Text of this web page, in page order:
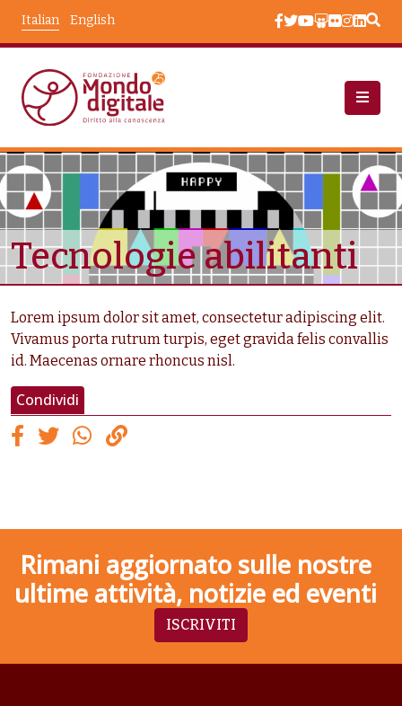
English
Italian
Academy: Trails Taxonomy Terms
Tecnologie abilitanti
Lorem ipsum dolor sit amet, consectetur adipiscing elit.
Vivamus porta rutrum turpis, eget gravida felis convallis
id. Maecenas ornare rhoncus nisl.
Condividi
Rimani aggiornato sulle nostre
ultime attività, notizie ed eventi
ISCRIVITI